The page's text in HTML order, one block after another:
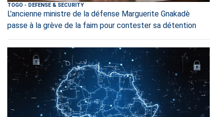
TOGO - DEFENSE & SECURITY
L'ancienne ministre de la défense Marguerite Gnakadè
passe à la grève de la faim pour contester sa détention